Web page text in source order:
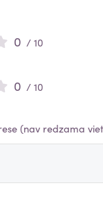
0 / 10
0 / 10
(nav redzama